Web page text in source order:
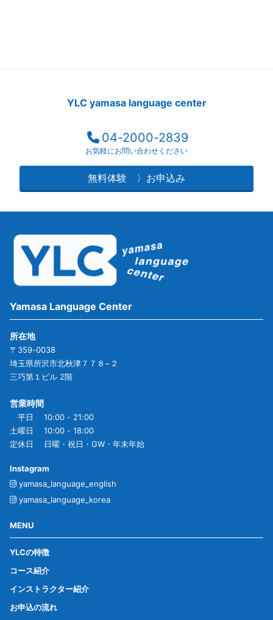
YLC yamasa language center
04-2000-2839
お気軽にお問い合わせください
無料体験 〉お申込み
Yamasa Language Center
所在地
〒359-0038
埼玉県所沢市北秋津７７８−２
三巧第１ビル 2階
営業時間
平日 10:00 - 21:00
土曜日 10:00 - 18:00
定休日 日曜・祝日・GW・年末年始
Instagram
yamasa_language_english
yamasa_language_korea
MENU
YLCの特徴
コース紹介
インストラクター紹介
お申込の流れ